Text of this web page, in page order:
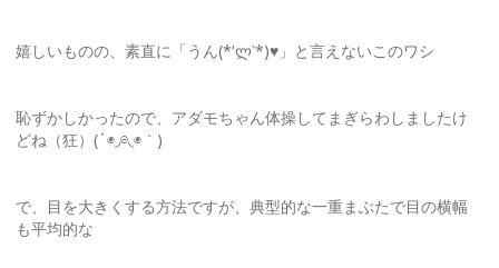
嬉しいものの、素直に「うん(*′ლ‵*)♥」と言えないこのワシ
恥ずかしかったので、アダモちゃん体操してまぎらわしましたけ
どね（狂）(´◉◞⊖◟◉｀)
で、目を大きくする方法ですが、典型的な一重まぶたで目の横幅
も平均的な